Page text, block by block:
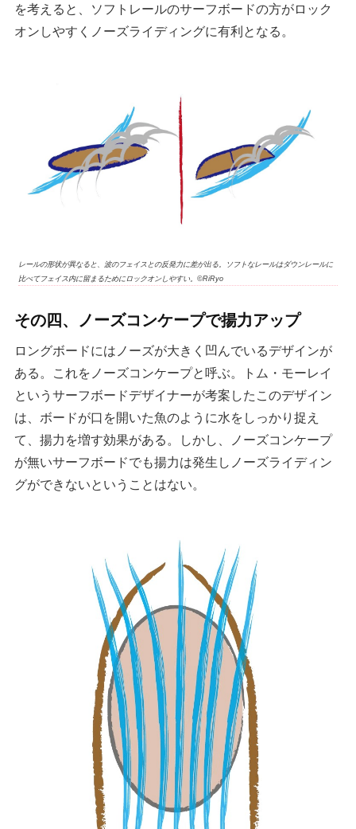
を考えると、ソフトレールのサーフボードの方がロック
オンしやすくノーズライディングに有利となる。
レールの形状が異なると、波のフェイスとの反発力に差が出る。ソフトなレールはダウンレールに
比べてフェイス内に留まるためにロックオンしやすい。©RiRyo
その四、ノーズコンケープで揚力アップ
ロングボードにはノーズが大きく凹んでいるデザインが
ある。これをノーズコンケープと呼ぶ。トム・モーレイ
というサーフボードデザイナーが考案したこのデザイン
は、ボードが口を開いた魚のように水をしっかり捉え
て、揚力を増す効果がある。しかし、ノーズコンケープ
が無いサーフボードでも揚力は発生しノーズライディン
グができないということはない。